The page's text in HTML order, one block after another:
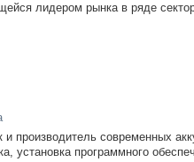
лидером рынка в ряде
производитель современных
установка программного